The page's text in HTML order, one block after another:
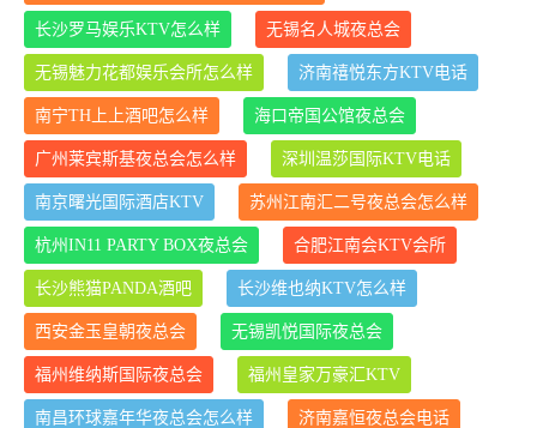
长沙罗马娱乐KTV怎么样 无锡名人城夜总会
无锡魅力花都娱乐会所怎么样 济南禧悦东方KTV电话
南宁TH上上酒吧怎么样 海口帝国公馆夜总会
广州莱宾斯基夜总会怎么样 深圳温莎国际KTV电话
南京曙光国际酒店KTV 苏州江南汇二号夜总会怎么样
杭州IN11 PARTY BOX夜总会 合肥江南会KTV会所
长沙熊猫PANDA酒吧 长沙维也纳KTV怎么样
西安金玉皇朝夜总会 无锡凯悦国际夜总会
福州维纳斯国际夜总会 福州皇家万豪汇KTV
南昌环球嘉年华夜总会怎么样 济南嘉恒夜总会电话